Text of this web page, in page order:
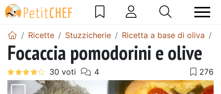
Ricette Stuzzicherie Ricetta a base di oliva
Focaccia pomodorini e olive